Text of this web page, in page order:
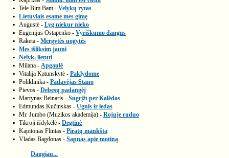
▪ Tele Bim Bam - Velykų rytas
▪ Lietuviais esame mes gimę
▪ Augustė - Lyg niekur nieko
▪ Eugenijus Ostapenko - Vyriškumo dangus
▪ Raketa - Mergytės uogytės
▪ Mes išliksim jauni
▪ Nelyk, lietuti
▪ Milana - Apgaulė
▪ Vitalija Katunskytė - Paklydome
▪ Poliklinika - Padavėjas Stano
▪ Pievos - Debesų padangėj
▪ Martynas Beinaris - Sugrįžt per Kalėdas
▪ Edmundas Kučinskas - Ugnis ir ledas
▪ Mr. Jumbo (Muzikos akademija) - Rojuje ruduo
▪ Tikroji išdykėlė - Degtinė
▪ Kapitonas Flintas - Piratų mankšta
▪ Vladas Bagdonas - Sapnas apie motiną
Daugiau...